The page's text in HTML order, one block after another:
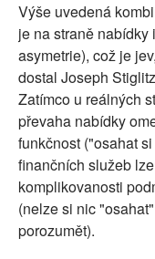
Výše uvedená
je na straně
asymetrie), což je
dostal Joseph
Zatímco u reálných
převaha nabídky
funkčnost ("osahat
finančních služeb
komplikovanosti
(nelze si nic
porozumět).